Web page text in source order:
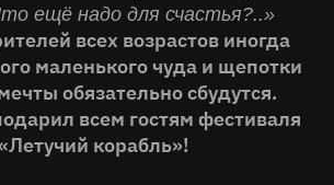
ещё надо для счастья?..»
всех возрастов иногда
маленького чуда и щепотки
обязательно сбудутся.
всем гостям фестиваля
корабль»!